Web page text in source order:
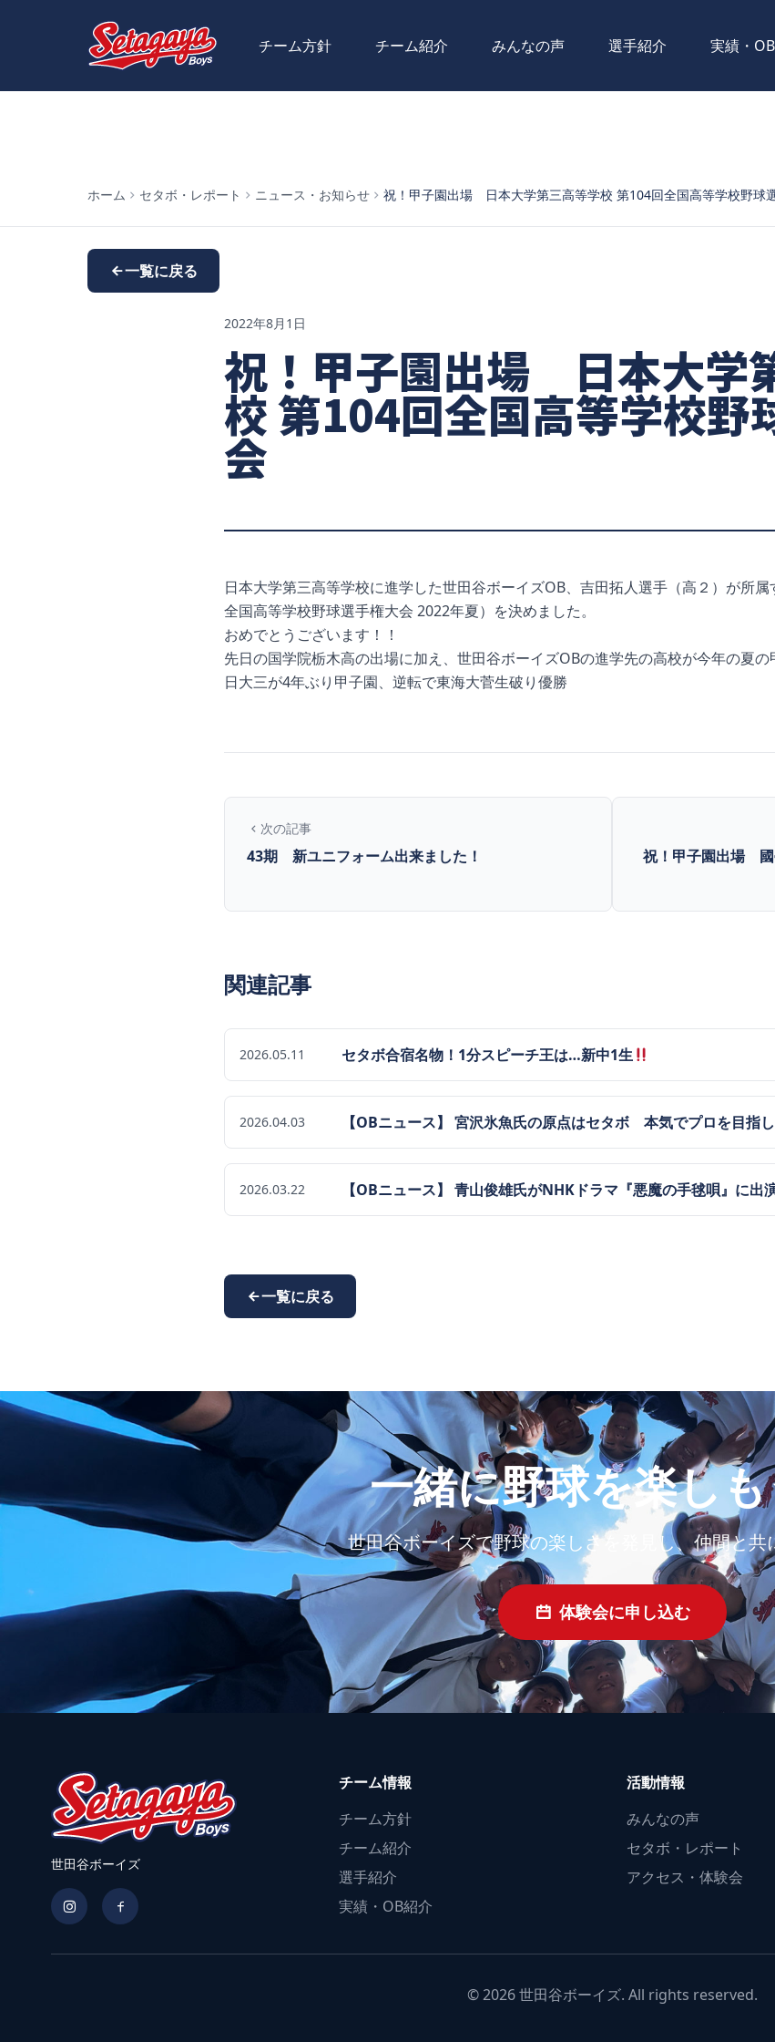
チーム方針 チーム紹介 みんなの声 選手紹介 実績・
ホーム セタボ・レポート ニュース・お知らせ 祝！甲子園出場 日本大学第三高等学校 第104回全国高等学校野球
一覧に戻る
2022年8月1日
祝！甲子園出場 日本大学
校 第104回全国高等学校野
会
日本大学第三高等学校に進学した世田谷ボーイズOB、吉田拓人選手（高２）が所
全国高等学校野球選手権大会 2022年夏）を決めました。
おめでとうございます！！
先日の国学院栃木高の出場に加え、世田谷ボーイズOBの進学先の高校が今年の夏の
日大三が4年ぶり甲子園、逆転で東海大菅生破り優勝
次の記事
43期 新ユニフォーム出来ました！
祝！甲子園出場 國
関連記事
2026.05.11 セタボ合宿名物！1分スピーチ王は…新中1生
2026.04.03 【OBニュース】 宮沢氷魚氏の原点はセタボ 本気でプロを目指
2026.03.22 【OBニュース】 青山俊雄氏がNHKドラマ『悪魔の手毬唄』に出
一覧に戻る
一緒に野球を楽し
世田谷ボーイズで野球の楽しさを発見し、仲間と共
体験会に申し込む
世田谷ボーイズ
チーム情報
チーム方針
チーム紹介
選手紹介
実績・OB紹介
活動情報
みんなの声
セタボ・レポート
アクセス・体験会
© 2026 世田谷ボーイズ. All rights reserved.